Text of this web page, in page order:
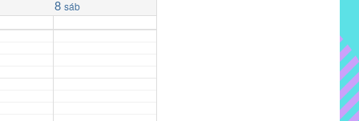
8 sáb